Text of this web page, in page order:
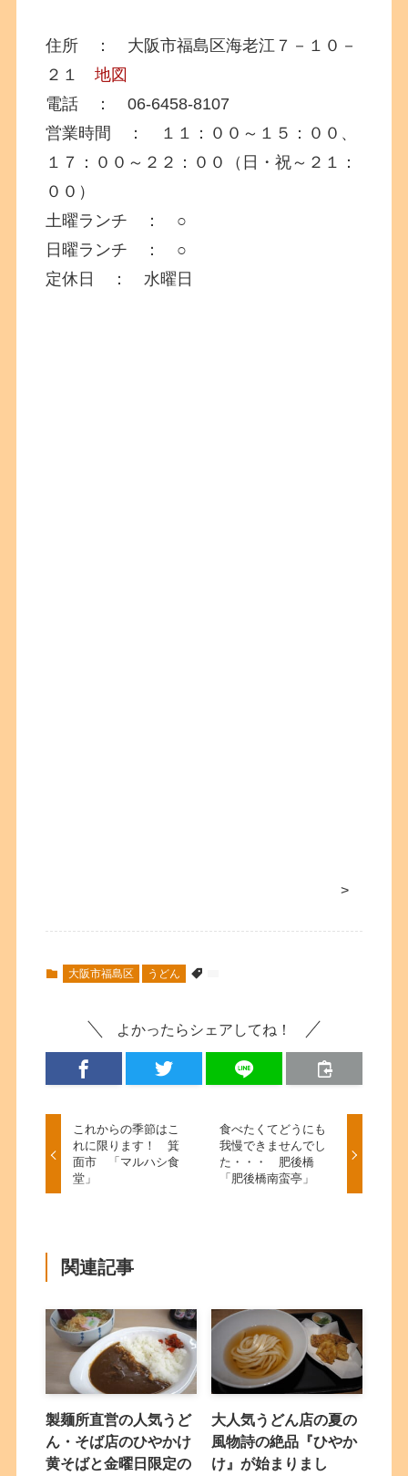
住所 ： 大阪市福島区海老江７－１０－
２１地図
電話 ： 06-6458-8107
営業時間 ： １１：００～１５：００、
１７：００～２２：００（日・祝～２１：
００）
土曜ランチ ： ○
日曜ランチ ： ○
定休日 ： 水曜日
>
大阪市福島区 うどん
よかったらシェアしてね！
これからの季節はこ
れに限ります！ 箕
面市 「マルハシ食
堂」
食べたくてどうにも
我慢できませんでし
た・・・ 肥後橋
「肥後橋南蛮亭」
関連記事
製麺所直営の人気うど
ん・そば店のひやかけ
黄そばと金曜日限定の
大人気うどん店の夏の
風物詩の絶品『ひやか
け』が始まりまし